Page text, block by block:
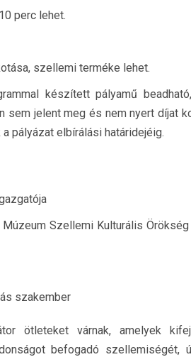
perc lehet.
szellemi terméke lehet.
készített pályamű
sem jelent meg és nem nyert díjat
pályázat elbírálási határidejéig.
Szellemi Kulturális
szakember
ötleteket várnak, amelyek
befogadó szellemiségét,